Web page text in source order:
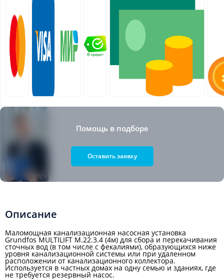
Помощь в подборе
Оставить заявку
Описание
Маломощная канализационная насосная установка
Grundfos MULTILIFT M.22.3.4 (4м) для сбора и перекачивания
сточных вод (в том числе с фекалиями), образующихся ниже
уровня канализационной системы или при удаленном
расположении от канализационного коллектора.
Используется в частных домах на одну семью и зданиях, где
не требуется резервный насос.